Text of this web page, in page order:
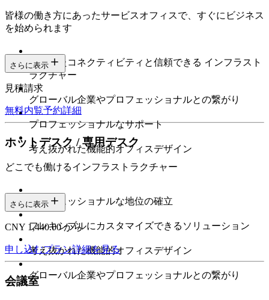
皆様の働き方にあったサービスオフィスで、すぐにビジネス
を始められます
安定したコネクティビティと信頼できる インフラスト
ラクチャー
グローバル企業やプロフェッショナルとの繋がり
プロフェッショナルなサポート
考え抜かれた機能的オフィスデザイン
さらに表示
見積請求
無料内覧予約詳細
ホットデスク / 専用デスク
どこでも働けるインフラストラクチャー
プロフェッショナルな地位の確立
フレキシブルにカスタマイズできるソリューション
考え抜かれた機能的オフィスデザイン
グローバル企業やプロフェッショナルとの繋がり
さらに表示
CNY 1,440.00 から
申し込むプラン詳細を見る
会議室